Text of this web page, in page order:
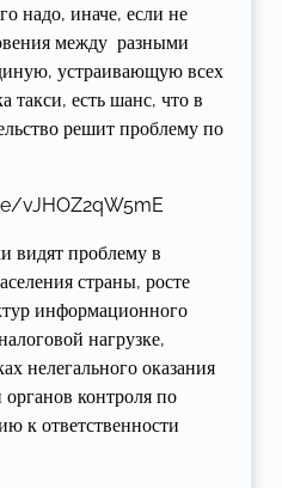
надо, иначе, если не
между разными
устраивающую всех
такси, есть шанс, что в
решит проблему по
vJHOZ2qW5mE
видят проблему в
страны, росте
информационного
нагрузке,
нелегального оказания
органов контроля по
к ответственности